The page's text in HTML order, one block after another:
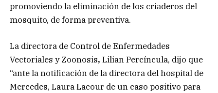
promoviendo la eliminación de los criaderos del
mosquito, de forma preventiva.
La directora de Control de Enfermedades
Vectoriales y Zoonosis, Lilian Percíncula, dijo que
“ante la notificación de la directora del hospital de
Mercedes, Laura Lacour de un caso positivo para